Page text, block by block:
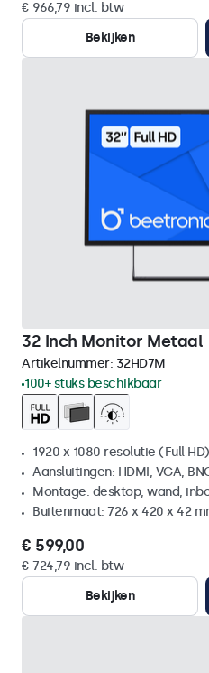
€ 966,79 incl. btw
Bekijken
32 Inch Monitor Metaal
Artikelnummer: 32HD7M
100+ stuks beschikbaar
1920 x 1080 resolutie (Full HD)
Aansluitingen: HDMI, VGA,
Montage: desktop, wand,
Buitenmaat: 726 x 420 x 42
€ 599,00
€ 724,79 incl. btw
Bekijken